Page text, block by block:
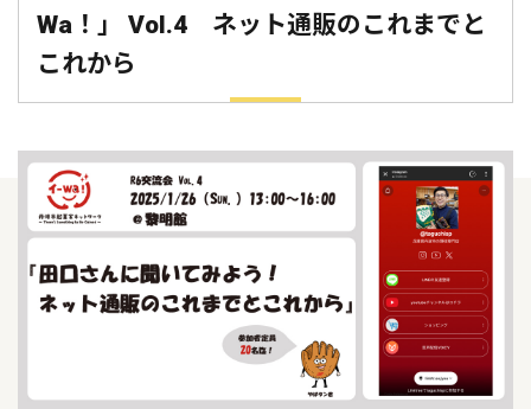
Wa！」 Vol.4 ネット通販のこれまでと
これから